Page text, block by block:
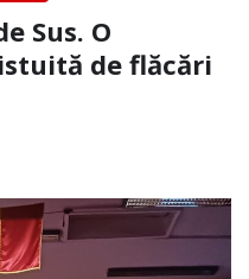
Sus. O
de flăcări